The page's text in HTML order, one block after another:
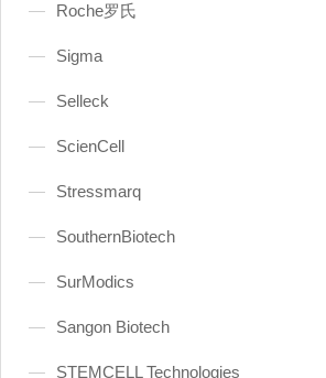
Roche罗氏
Sigma
Selleck
ScienCell
Stressmarq
SouthernBiotech
SurModics
Sangon Biotech
STEMCELL Technologies